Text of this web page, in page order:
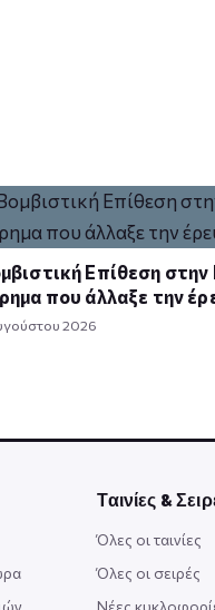
Επίθεση στην
που άλλαξε την
2026
Ταινίες &
Όλες οι ταινίες
Όλες οι σειρές
Νέες